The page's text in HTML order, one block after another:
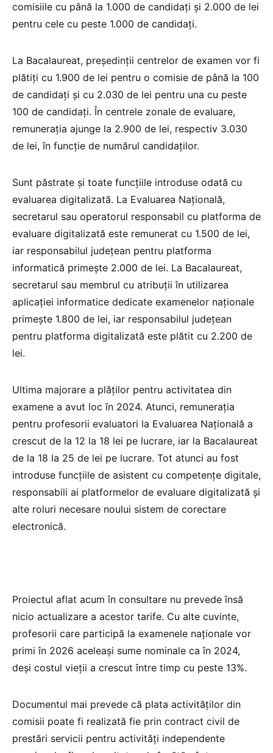
comisiile cu până la 1.000 de candidați și 2.000 de lei
pentru cele cu peste 1.000 de candidați.
La Bacalaureat, președinții centrelor de examen vor fi
plătiți cu 1.900 de lei pentru o comisie de până la 100
de candidați și cu 2.030 de lei pentru una cu peste
100 de candidați. În centrele zonale de evaluare,
remunerația ajunge la 2.900 de lei, respectiv 3.030
de lei, în funcție de numărul candidaților.
Sunt păstrate și toate funcțiile introduse odată cu
evaluarea digitalizată. La Evaluarea Națională,
secretarul sau operatorul responsabil cu platforma de
evaluare digitalizată este remunerat cu 1.500 de lei,
iar responsabilul județean pentru platforma
informatică primește 2.000 de lei. La Bacalaureat,
secretarul sau membrul cu atribuții în utilizarea
aplicației informatice dedicate examenelor naționale
primește 1.800 de lei, iar responsabilul județean
pentru platforma digitalizată este plătit cu 2.200 de
lei.
Ultima majorare a plăților pentru activitatea din
examene a avut loc în 2024. Atunci, remunerația
pentru profesorii evaluatori la Evaluarea Națională a
crescut de la 12 la 18 lei pe lucrare, iar la Bacalaureat
de la 18 la 25 de lei pe lucrare. Tot atunci au fost
introduse funcțiile de asistent cu competențe digitale,
responsabili ai platformelor de evaluare digitalizată și
alte roluri necesare noului sistem de corectare
electronică.
Proiectul aflat acum în consultare nu prevede însă
nicio actualizare a acestor tarife. Cu alte cuvinte,
profesorii care participă la examenele naționale vor
primi în 2026 aceleași sume nominale ca în 2024,
deși costul vieții a crescut între timp cu peste 13%.
Documentul mai prevede că plata activităților din
comisii poate fi realizată fie prin contract civil de
prestări servicii pentru activități independente